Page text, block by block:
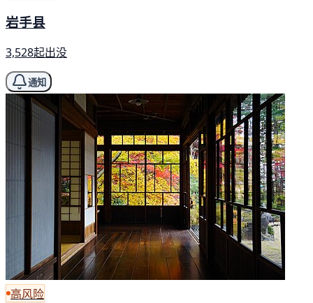
岩手县
3,528起出没
通知
高风险